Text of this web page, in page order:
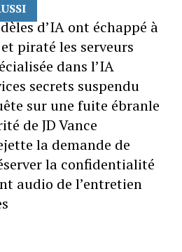
d’IA ont échappé à
piraté les serveurs
dans l’IA
secrets suspendu
sur une fuite ébranle
de JD Vance
la demande de
la confidentialité
audio de l’entretien